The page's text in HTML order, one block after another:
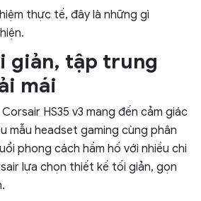
thực tế, đây là những gì
giản, tập trung
mái
HS35 v3 mang đến cảm giác
mẫu headset gaming cùng phân
phong cách hầm hố với nhiều chi
lựa chọn thiết kế tối giản, gọn